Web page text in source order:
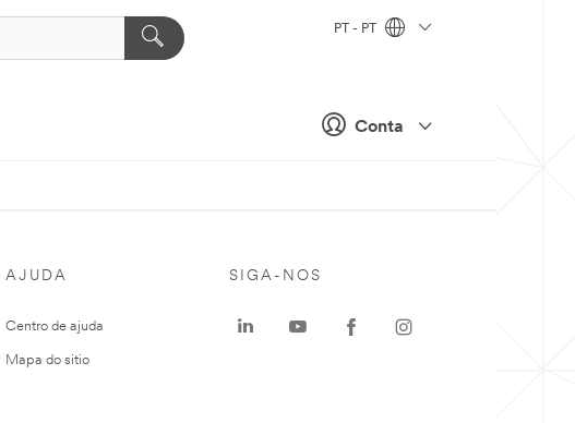
Conta
PT - PT
AJUDA
Centro de ajuda
Mapa do sitio
SIGA-NOS